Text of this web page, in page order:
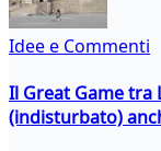
Idee e Commenti
Il Great Game
(indisturbato)